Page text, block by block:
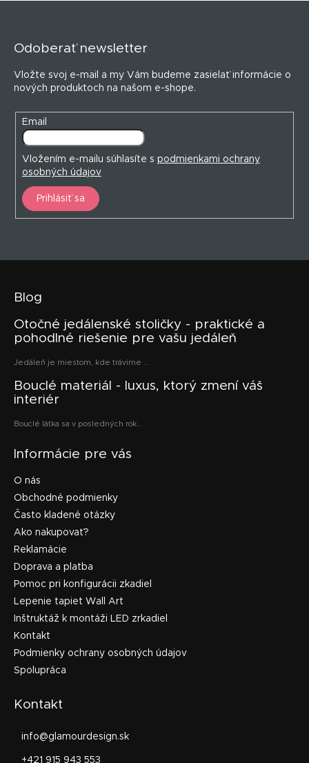
Odoberať newsletter
Vložte svoj e-mail a my Vám budeme zasielať informácie o
nových produktoch na našom e-shope.
Email
Vložením e-mailu súhlasíte s podmienkami ochrany
osobných údajov
Prihlásiť sa
Blog
Otočné jedálenské stoličky - praktické a
pohodlné riešenie pre vašu jedáleň
Jedáleň je miestom, kde trávime ...
Bouclé materiál - luxus, ktorý zmení váš
interiér
Bouclé látka sa v posledných rok...
Informácie pre vás
O nás
Obchodné podmienky
Často kladené otázky
Ako nakupovať?
Reklamácie
Doprava a platba
Pomoc pri konfigurácii zkadiel
Lepenie tapiet Wall Art
Inštruktáž k montáži LED zrkadiel
Kontakt
Podmienky ochrany osobných údajov
Spolupráca
Kontakt
info@glamourdesign.sk
+421 915 943 553